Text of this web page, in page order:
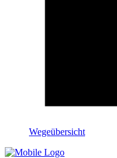
Wegeübersicht